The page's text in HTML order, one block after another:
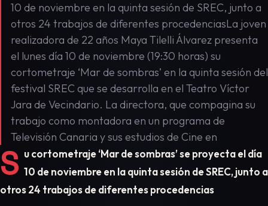
10 de noviembre en la quinta sesión de SREC, junto a
otros 24 trabajos de diferentes procedenciasLa joven
realizadora de 22 años Maya Tilelli Álvarez presenta
el lunes día 10 de noviembre (19:30 horas) su
cortometraje ‘Mar de sombras’ en la quinta sesión del
festival SREC que se desarrolla en el Teatro Víctor
Jara de Vecindario. La directora, que compagina su
trabajo como montadora en un programa de
Televisión Canaria y sus estudios de Cine en
S u cortometraje ‘Mar de sombras’ se proyecta el día
10 de noviembre en la quinta sesión de SREC, junto a
otros 24 trabajos de diferentes procedencias